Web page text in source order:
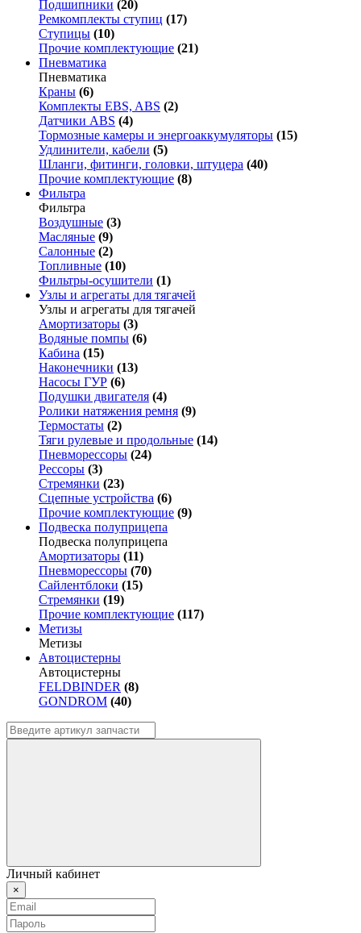
Подшипники (20)
Ремкомплекты ступиц (17)
Ступицы (10)
Прочие комплектующие (21)
Пневматика
Пневматика
Краны (6)
Комплекты EBS, ABS (2)
Датчики ABS (4)
Тормозные камеры и энергоаккумуляторы (15)
Удлинители, кабели (5)
Шланги, фитинги, головки, штуцера (40)
Прочие комплектующие (8)
Фильтра
Фильтра
Воздушные (3)
Масляные (9)
Салонные (2)
Топливные (10)
Фильтры-осушители (1)
Узлы и агрегаты для тягачей
Узлы и агрегаты для тягачей
Амортизаторы (3)
Водяные помпы (6)
Кабина (15)
Наконечники (13)
Насосы ГУР (6)
Подушки двигателя (4)
Ролики натяжения ремня (9)
Термостаты (2)
Тяги рулевые и продольные (14)
Пневморессоры (24)
Рессоры (3)
Стремянки (23)
Сцепные устройства (6)
Прочие комплектующие (9)
Подвеска полуприцепа
Подвеска полуприцепа
Амортизаторы (11)
Пневморессоры (70)
Сайлентблоки (15)
Стремянки (19)
Прочие комплектующие (117)
Метизы
Метизы
Автоцистерны
Автоцистерны
FELDBINDER (8)
GONDROM (40)
Личный кабинет
×